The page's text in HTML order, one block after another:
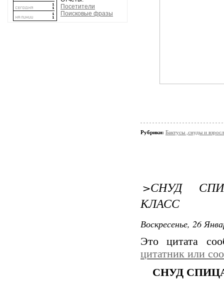
Посетители
Поисковые фразы
Рубрики: Бактусы ,снуды и
>СНУД
КЛАСС
Воскресенье, 26
Это цитата
цитатник или
СНУД